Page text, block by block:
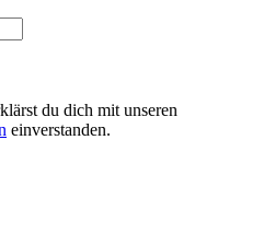
du dich mit unseren
einverstanden.